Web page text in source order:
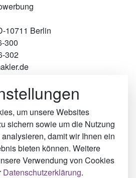
10711 Berlin
300
302
um unsere Websites
sichern sowie um die Nutzung
damit wir Ihnen ein
bieten können. Weitere
Verwendung von Cookies
Datenschutzerklärung.